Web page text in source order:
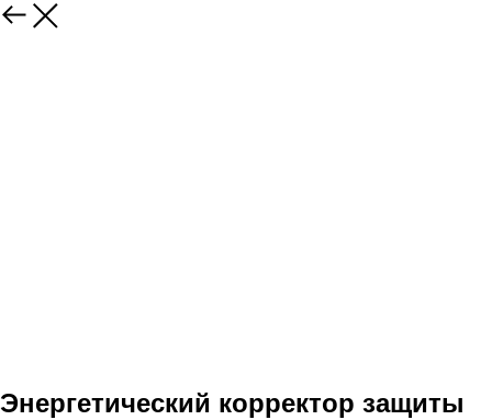
Энергетический корректор защиты